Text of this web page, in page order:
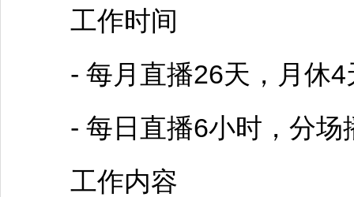
工作时间
- 每月直播26天，月休4
- 每日直播6小时，分场
工作内容